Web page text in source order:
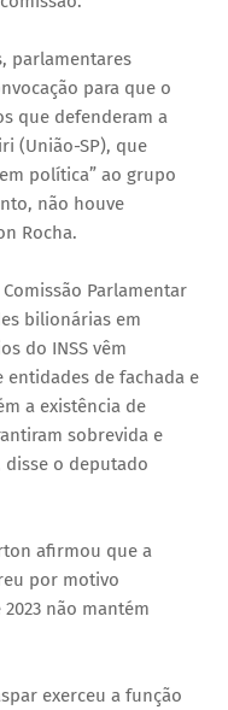
parlamentares
para que o
que defenderam a
(União-SP), que
política” ao grupo
não houve
Rocha.
Parlamentar
bilionárias em
do INSS vêm
entidades de fachada e
a existência de
sobrevida e
disse o deputado
afirmou que a
por motivo
não mantém
exerceu a função